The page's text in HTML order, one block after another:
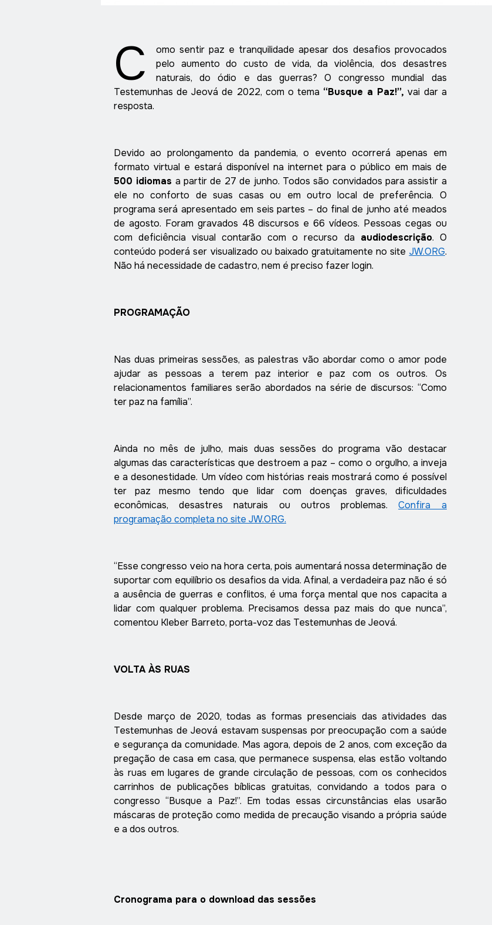
C
omo sentir paz e tranquilidade apesar dos desafios provocados
pelo aumento do custo de vida, da violência, dos desastres
naturais, do ódio e das guerras? O congresso mundial das
Testemunhas de Jeová de 2022, com o tema “Busque a Paz!”, vai dar a
resposta.
Devido ao prolongamento da pandemia, o evento ocorrerá apenas em
formato virtual e estará disponível na internet para o público em mais de
500 idiomas a partir de 27 de junho. Todos são convidados para assistir a
ele no conforto de suas casas ou em outro local de preferência. O
programa será apresentado em seis partes – do final de junho até meados
de agosto. Foram gravados 48 discursos e 66 vídeos. Pessoas cegas ou
com deficiência visual contarão com o recurso da audiodescrição. O
conteúdo poderá ser visualizado ou baixado gratuitamente no site JW.ORG.
Não há necessidade de cadastro, nem é preciso fazer login.
PROGRAMAÇÃO
Nas duas primeiras sessões, as palestras vão abordar como o amor pode
ajudar as pessoas a terem paz interior e paz com os outros. Os
relacionamentos familiares serão abordados na série de discursos: “Como
ter paz na família”.
Ainda no mês de julho, mais duas sessões do programa vão destacar
algumas das características que destroem a paz – como o orgulho, a inveja
e a desonestidade. Um vídeo com histórias reais mostrará como é possível
ter paz mesmo tendo que lidar com doenças graves, dificuldades
econômicas, desastres naturais ou outros problemas.Confira a
programação completa no site JW.ORG.
“Esse congresso veio na hora certa, pois aumentará nossa determinação de
suportar com equilíbrio os desafios da vida. Afinal, a verdadeira paz não é só
a ausência de guerras e conflitos, é uma força mental que nos capacita a
lidar com qualquer problema. Precisamos dessa paz mais do que nunca”,
comentou Kleber Barreto, porta-voz das Testemunhas de Jeová.
VOLTA ÀS RUAS
Desde março de 2020, todas as formas presenciais das atividades das
Testemunhas de Jeová estavam suspensas por preocupação com a saúde
e segurança da comunidade. Mas agora, depois de 2 anos, com exceção da
pregação de casa em casa, que permanece suspensa, elas estão voltando
às ruas em lugares de grande circulação de pessoas, com os conhecidos
carrinhos de publicações bíblicas gratuitas, convidando a todos para o
congresso “Busque a Paz!”. Em todas essas circunstâncias elas usarão
máscaras de proteção como medida de precaução visando a própria saúde
e a dos outros.
Cronograma para o download das sessões